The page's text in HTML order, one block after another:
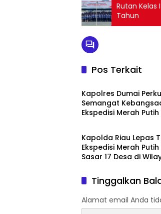
Rutan Kelas
Tahun
Pos Terkait
Dumai
Kapolres Dumai
Semangat
Ekspedisi Merah Putih
Dumai
Kapolda Riau Lepas
Ekspedisi Merah Putih
Sasar 17 Desa di
Tinggalkan
Alamat email Anda